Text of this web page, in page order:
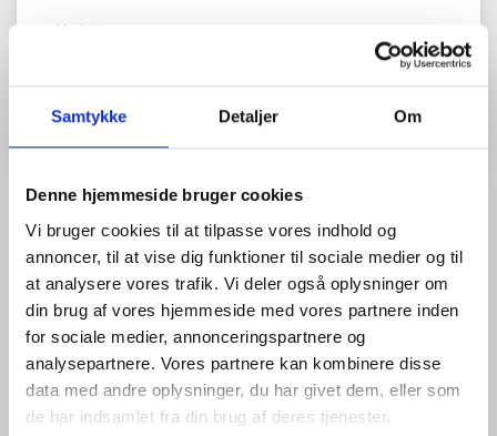
Samtykke Detaljer Om
Denne hjemmeside bruger cookies
Vi bruger cookies til at tilpasse vores indhold og
annoncer, til at vise dig funktioner til sociale medier og til
at analysere vores trafik. Vi deler også oplysninger om
din brug af vores hjemmeside med vores partnere inden
for sociale medier, annonceringspartnere og
analysepartnere. Vores partnere kan kombinere disse
data med andre oplysninger, du har givet dem, eller som
de har indsamlet fra din brug af deres tjenester.
Model/varenr.:
Læg i kurv
BESKRIVELSE ANMELDELSER (0)
Z-FIX sættet er en gennemtestet løsning, der i over 30 år har
optimeret arbejdet på byggepladser ved at eliminere manuelle
beregninger.
Ved blot at indtaste et kendt fikspunkt én gang, fungerer Z-FIX
som en "lommeregner" til din nivelleringsstang; displayet viser dig
altid den præcise højde ved bunden af stangen, uanset hvor du